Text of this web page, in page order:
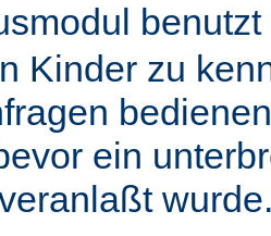
Kinder zu
ein